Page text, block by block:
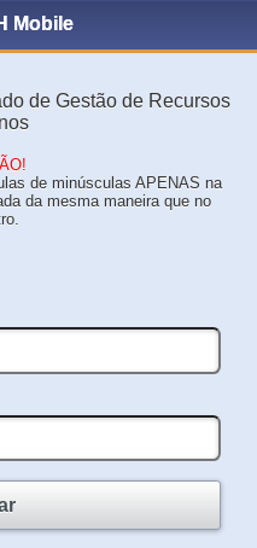
Mobile
de Gestão de Recursos
de minúsculas APENAS na
da mesma maneira que no